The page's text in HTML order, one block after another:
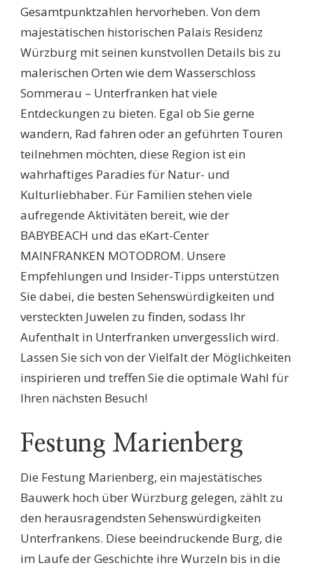
Gesamtpunktzahlen hervorheben. Von dem
majestätischen historischen Palais Residenz
Würzburg mit seinen kunstvollen Details bis zu
malerischen Orten wie dem Wasserschloss
Sommerau – Unterfranken hat viele
Entdeckungen zu bieten. Egal ob Sie gerne
wandern, Rad fahren oder an geführten Touren
teilnehmen möchten, diese Region ist ein
wahrhaftiges Paradies für Natur- und
Kulturliebhaber. Für Familien stehen viele
aufregende Aktivitäten bereit, wie der
BABYBEACH und das eKart-Center
MAINFRANKEN MOTODROM. Unsere
Empfehlungen und Insider-Tipps unterstützen
Sie dabei, die besten Sehenswürdigkeiten und
versteckten Juwelen zu finden, sodass Ihr
Aufenthalt in Unterfranken unvergesslich wird.
Lassen Sie sich von der Vielfalt der Möglichkeiten
inspirieren und treffen Sie die optimale Wahl für
Ihren nächsten Besuch!
Festung Marienberg
Die Festung Marienberg, ein majestätisches
Bauwerk hoch über Würzburg gelegen, zählt zu
den herausragendsten Sehenswürdigkeiten
Unterfrankens. Diese beeindruckende Burg, die
im Laufe der Geschichte ihre Wurzeln bis in die